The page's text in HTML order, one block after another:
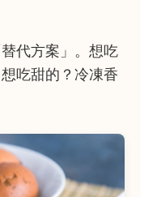
代方案」。想吃
吃甜的？冷凍香